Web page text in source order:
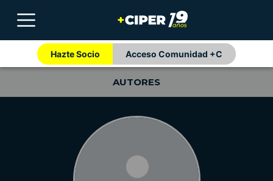
Hazte Socio Acceso Comunidad +C
AUTORES